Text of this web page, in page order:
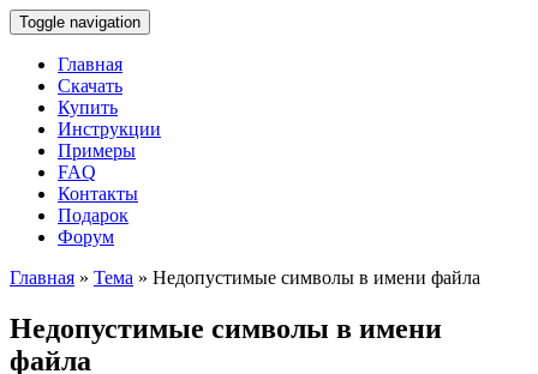
Toggle navigation
Главная
Скачать
Купить
Инструкции
Примеры
FAQ
Контакты
Подарок
Форум
Главная » Тема » Недопустимые символы в имени файла
Недопустимые символы в имени
файла